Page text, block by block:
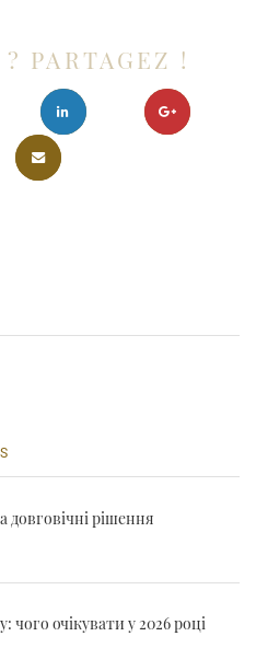
PARTAGEZ !
довговічні рішення
очікувати у 2026 році